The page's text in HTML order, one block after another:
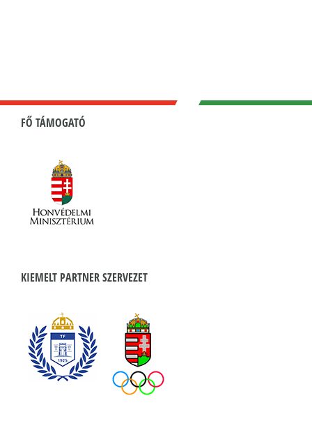
FŐ TÁMOGATÓ
KIEMELT PARTNER SZERVEZET